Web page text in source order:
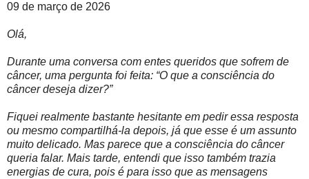
09 de março de 2026
Olá,
Durante uma conversa com entes queridos que sofrem de
câncer, uma pergunta foi feita: “O que a consciência do
câncer deseja dizer?”
Fiquei realmente bastante hesitante em pedir essa resposta
ou mesmo compartilhá-la depois, já que esse é um assunto
muito delicado. Mas parece que a consciência do câncer
queria falar. Mais tarde, entendi que isso também trazia
energias de cura, pois é para isso que as mensagens